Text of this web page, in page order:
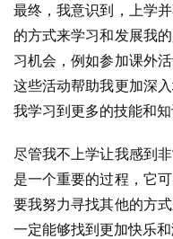
最终，我意识到，上学
的方式来学习和发展我
习机会，例如参加课外
这些活动帮助我更加深
我学习到更多的技能和知
尽管我不上学让我感到
是一个重要的过程，它
要我努力寻找其他的方
一定能够找到更加快乐和